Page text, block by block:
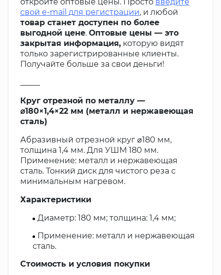
откройте оптовые цены. Просто введите
свой e-mail для регистрации, и любой
товар станет доступен по более
выгодной цене. Оптовые цены — это
закрытая информация, которую видят
только зарегистрированные клиенты.
Получайте больше за свои деньги!
Круг отрезной по металлу —
⌀180×1,4×22 мм (металл и нержавеющая
сталь)
Абразивный отрезной круг ⌀180 мм,
толщина 1,4 мм. Для УШМ 180 мм.
Применение: металл и нержавеющая
сталь. Тонкий диск для чистого реза с
минимальным нагревом.
Характеристики
Диаметр: 180 мм; толщина: 1,4 мм;
Применение: металл и нержавеющая
сталь.
Стоимость и условия покупки